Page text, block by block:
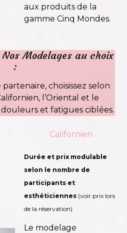
aux produits de la
gamme Cinq Mondes.
Modelages au choix
:
choisissez selon
l’Oriental et le
et fatigues ciblées.
Californien
Durée et prix modulable
selon le nombre de
participants et
esthéticiennes(voir prix lors
de la réservation)
Le modelage